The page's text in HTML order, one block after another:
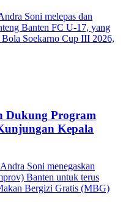
Soni melepas dan
Banten FC U-17, yang
Bola Soekarno Cup III 2026,
Dukung Program
Kepala
Soni menegaskan
Banten untuk terus
Bergizi Gratis (MBG)